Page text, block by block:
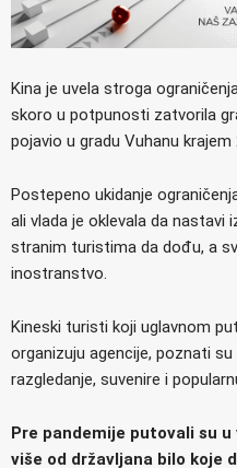
Kina je uvela stroga
skoro u potpunosti zatvorila
pojavio u gradu Vuhanu krajem
Postepeno ukidanje
ali vlada je oklevala da nastavi
stranim turistima da dođu, a
inostranstvo.
Kineski turisti koji uglavnom
organizuju agencije, poznati
razgledanje, suvenire i
Pre pandemije putovali su
više od državljana bilo koje